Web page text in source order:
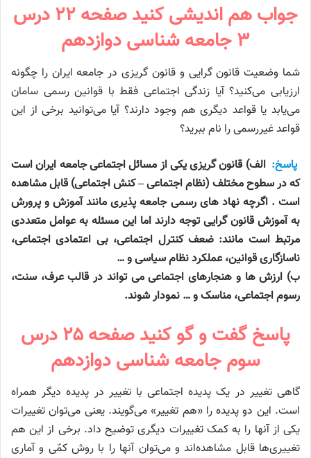
جواب هم اندیشی کنید صفحه ۲۲ درس
۳ جامعه شناسی دوازدهم
شما وضعیت قانون گرایی و قانون گریزی در جامعه ایران را چگونه
ارزیابی می‌کنید؟ آیا زندگی اجتماعی فقط با قوانین رسمی سامان
می‌یابد یا قواعد دیگری هم وجود دارند؟ آیا می‌توانید برخی از این
قواعد غیررسمی را نام ببرید؟
پاسخ: الف) قانون گریزی یکی از مسائل اجتماعی جامعه ایران است
که در سطوح مختلف (نظام اجتماعی – کنش اجتماعی) قابل مشاهده
است . اگرچه نهاد های رسمی جامعه پذیری مانند آموزش و پرورش
به آموزش قانون گرایی توجه دارند اما این مسئله به عوامل متعددی
مرتبط است مانند: ضعف کنترل اجتماعی، بی اعتمادی اجتماعی،
ناسازگاری قوانین، عملکرد نظام سیاسی و …
ب) ارزش ها و هنجارهای اجتماعی می تواند در قالب عرف، سنت،
رسوم اجتماعی، مناسک و … نمودار شوند.
پاسخ گفت و گو کنید صفحه ۲۵ درس
سوم جامعه شناسی دوازدهم
گاهی تغییر در یک پدیده اجتماعی با تغییر در پدیده دیگر همراه
است. این دو پدیده را «هم‌ تغییر» می‌گویند. یعنی می‌توان تغییرات
یکی از آنها را به کمک تغییرات دیگری توضیح داد. برخی از این هم
تغییری‌ها قابل مشاهده‌اند و می‌توان آنها را با روش کمّی و آماری